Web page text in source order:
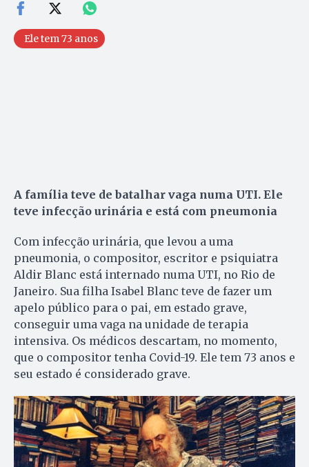
Ele tem 73 anos
A família teve de batalhar vaga numa UTI. Ele
teve infecção urinária e está com pneumonia
Com infecção urinária, que levou a uma
pneumonia, o compositor, escritor e psiquiatra
Aldir Blanc está internado numa UTI, no Rio de
Janeiro. Sua filha Isabel Blanc teve de fazer um
apelo público para o pai, em estado grave,
conseguir uma vaga na unidade de terapia
intensiva. Os médicos descartam, no momento,
que o compositor tenha Covid-19. Ele tem 73 anos e
seu estado é considerado grave.